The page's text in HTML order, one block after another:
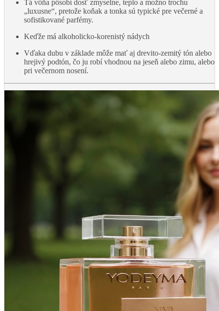
Tá vôňa pôsobí dosť zmyselne, teplo a možno trochu
„luxusne“, pretože koňak a tonka sú typické pre večerné a
sofistikované parfémy.
Keďže má alkoholicko-korenistý nádych
Vďaka dubu v základe môže mať aj drevito-zemitý tón alebo
hrejivý podtón, čo ju robí vhodnou na jeseň alebo zimu, alebo
pri večernom nosení.